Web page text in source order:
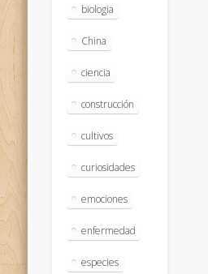
biologia
China
ciencia
construcción
cultivos
curiosidades
emociones
enfermedad
especies